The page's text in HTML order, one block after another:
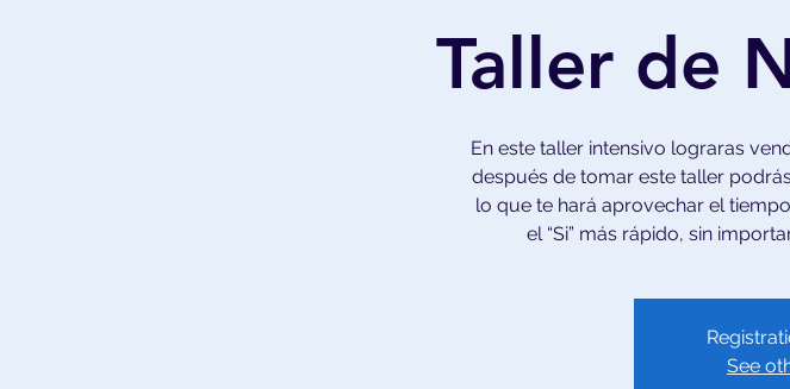
Taller de
En este taller intensivo lograras
después de tomar este taller
lo que te hará aprovechar el
el “Si” más rápido, sin
See